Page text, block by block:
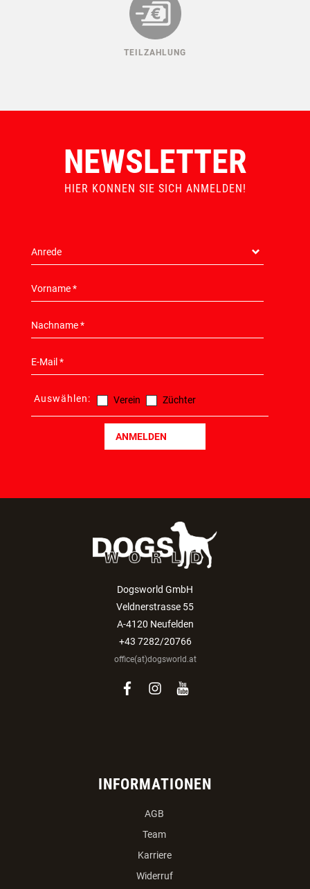
TEILZAHLUNG
NEWSLETTER
HIER KONNEN SIE SICH ANMELDEN!
Auswählen: Verein Züchter
ANMELDEN
Dogsworld GmbH
Veldnerstrasse 55
A-4120 Neufelden
+43 7282/20766
office(at)dogsworld.at
facebook
instagram
youtube
INFORMATIONEN
AGB
Team
Karriere
Widerruf